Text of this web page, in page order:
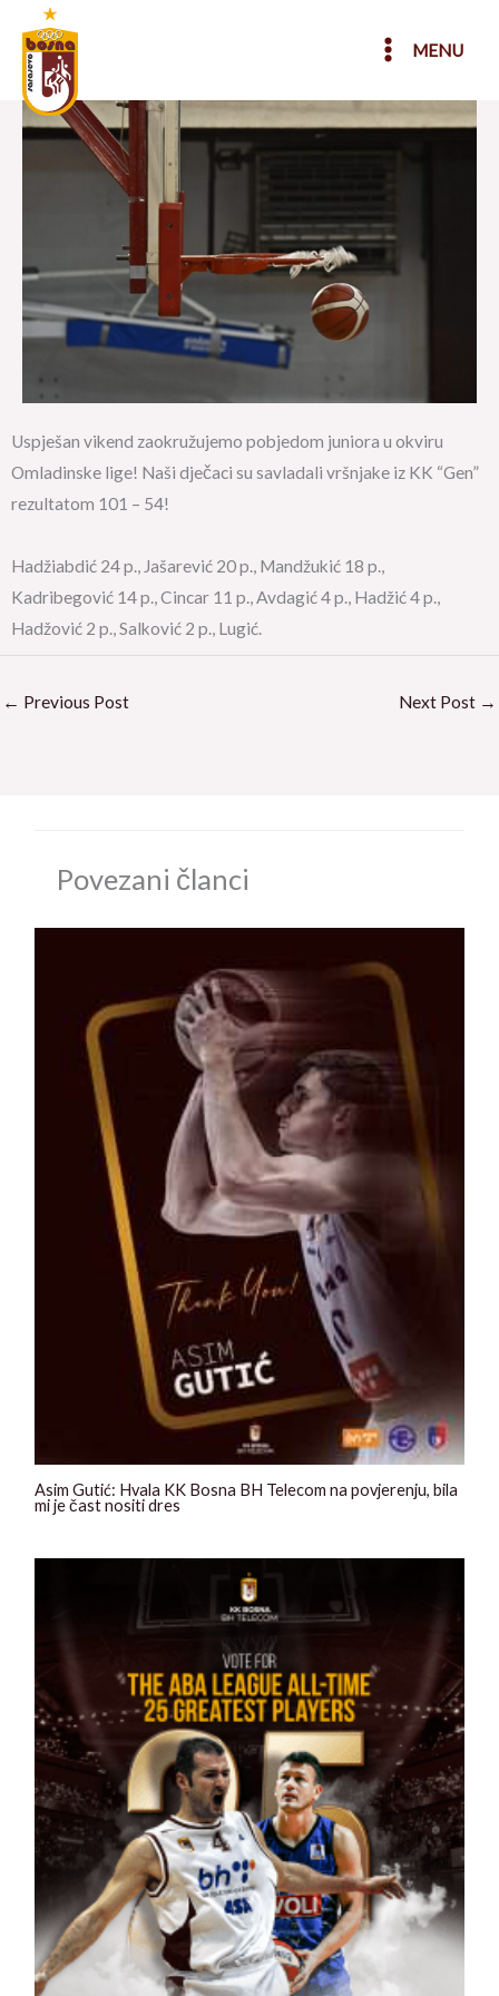
content
MENU
Uspješan vikend zaokružujemo pobjedom juniora u okviru
Omladinske lige! Naši dječaci su savladali vršnjake iz KK “Gen”
rezultatom 101 – 54!
Hadžiabdić 24 p., Jašarević 20 p., Mandžukić 18 p.,
Kadribegović 14 p., Cincar 11 p., Avdagić 4 p., Hadžić 4 p.,
Hadžović 2 p., Salković 2 p., Lugić.
← Previous Post Next Post →
Povezani članci
Asim Gutić: Hvala KK Bosna BH Telecom na povjerenju, bila
mi je čast nositi dres